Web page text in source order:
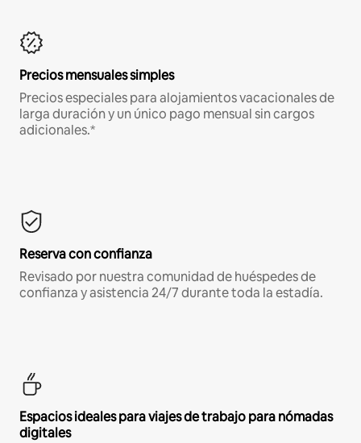
Precios mensuales simples
Precios especiales para alojamientos vacacionales de
larga duración y un único pago mensual sin cargos
adicionales.*
Reserva con confianza
Revisado por nuestra comunidad de huéspedes de
confianza y asistencia 24/7 durante toda la estadía.
Espacios ideales para viajes de trabajo para nómadas
digitales